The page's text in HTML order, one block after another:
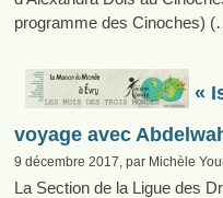
programme des Cinoches)
«
voyage avec
9 décembre 2017, par Michèle
La Section de la Ligue des